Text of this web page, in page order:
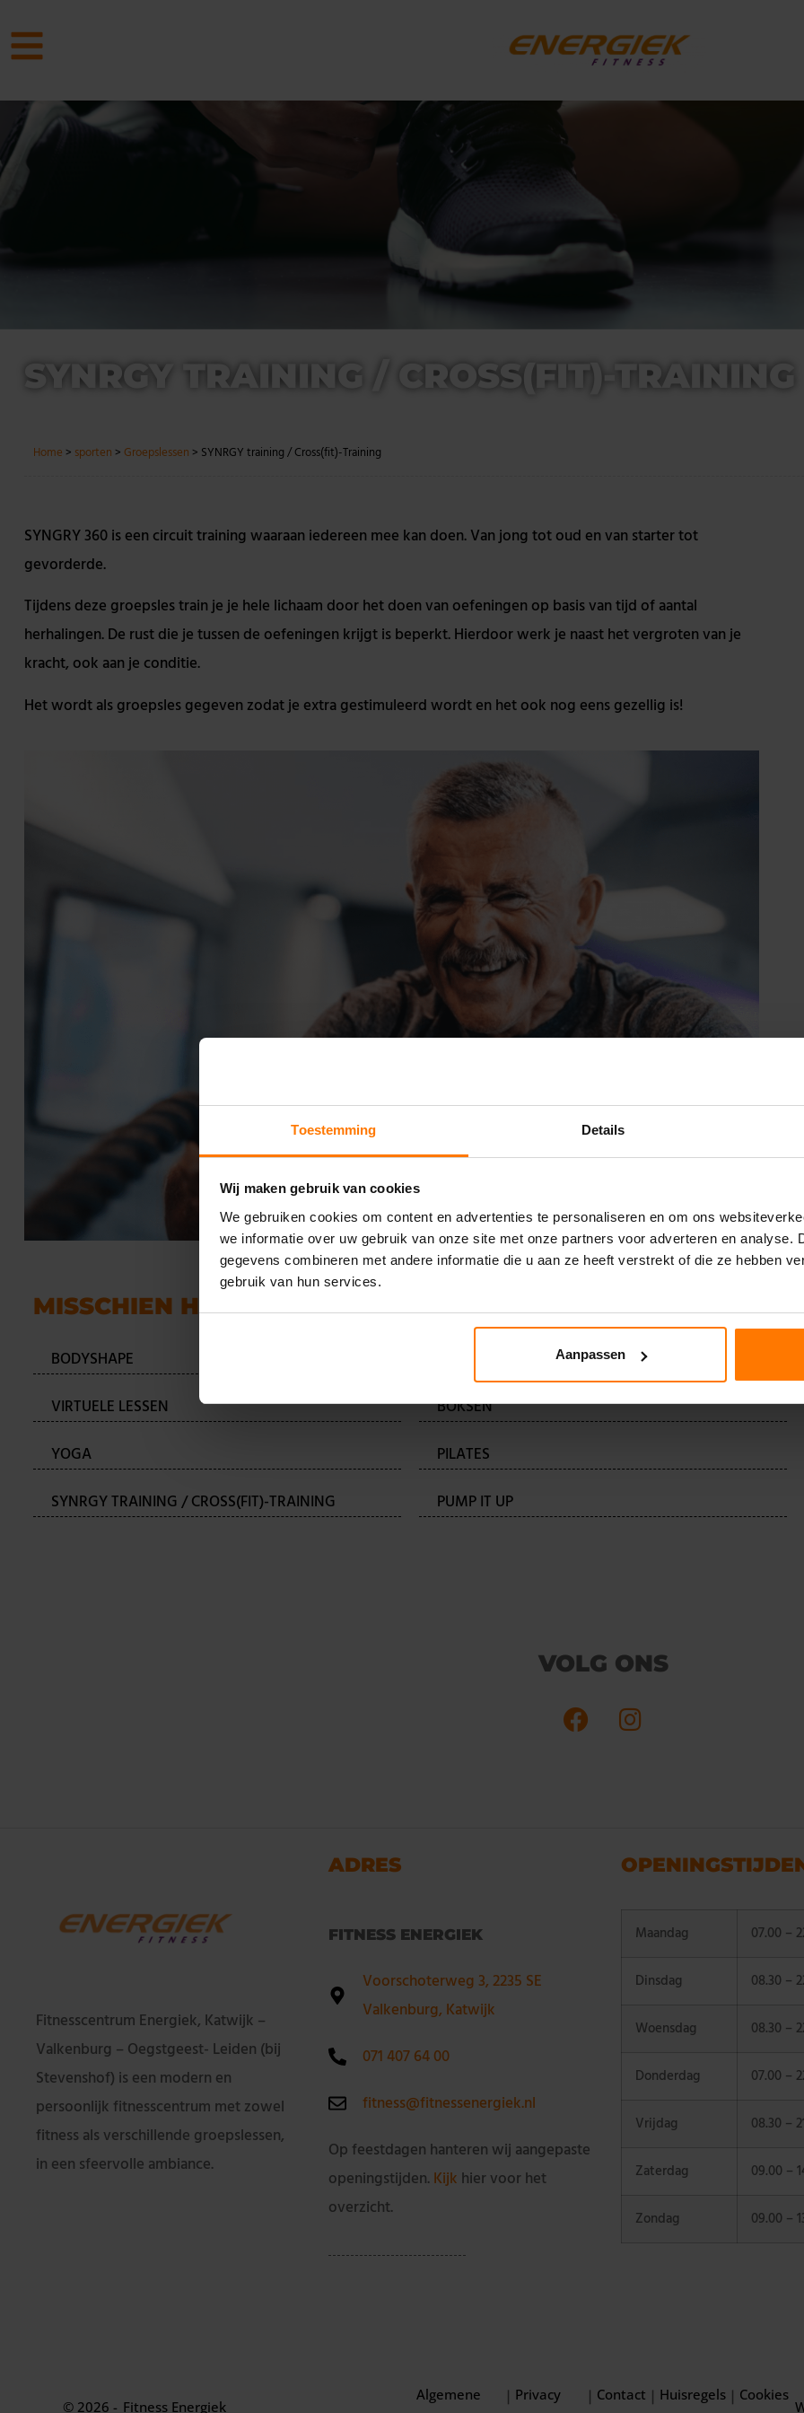
Toestemming Details
Wij maken gebruik van cookies
We gebruiken cookies om content en advertenties te personaliseren en om ons
we informatie over uw gebruik van onze site met onze partners voor adverteren en analyse.
gegevens combineren met andere informatie die u aan ze heeft verstrekt of die ze hebben
gebruik van hun services.
Aanpassen
SYNRGY TRAINING / CROSS(FIT)-TRAINING
Home > sporten > Groepslessen > SYNRGY training / Cross(fit)-Training
SYNGRY 360 is een circuit training waaraan iedereen mee kan doen. Van jong tot oud en van starter tot
gevorderde.
Tijdens deze groepsles train je je hele lichaam door het doen van oefeningen op basis van tijd of aantal
herhalingen. De rust die je tussen de oefeningen krijgt is beperkt. Hierdoor werk je naast het vergroten van je
kracht, ook aan je conditie.
Het wordt als groepsles gegeven zodat je extra gestimuleerd wordt en het ook nog eens gezellig is!
MISSCHIEN HEB JE OOK INTERESSE IN
BODYSHAPE
VIRTUELE LESSEN BOKSEN
YOGA PILATES
SYNRGY TRAINING / CROSS(FIT)-TRAINING PUMP IT UP
VOLG ONS
Fitnesscentrum Energiek, Katwijk –
Valkenburg – Oegstgeest- Leiden (bij
Stevenshof) is een modern en
persoonlijk fitnesscentrum met zowel
fitness als verschillende groepslessen,
in een sfeervolle ambiance.
ADRES
FITNESS ENERGIEK
Voorschoterweg 3, 2235 SE
Valkenburg, Katwijk
071 407 64 00
fitness@fitnessenergiek.nl
Op feestdagen hanteren wij aangepaste
openingstijden. Kijk hier voor het
overzicht.
Maandag 07.00 –
Dinsdag 08.30 –
Woensdag 08.30 –
Donderdag 07.00 –
Vrijdag 08.30 –
Zaterdag 09.00 –
Zondag 09.00 –
© 2026 - Fitness Energiek
Algemene
| Privacy
| Contact | Huisregels | Cookies